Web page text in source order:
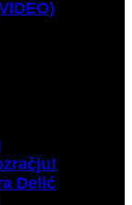
Delić